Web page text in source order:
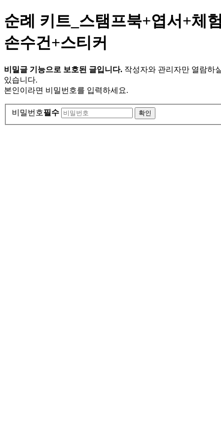
순례 키트_스탬프북+엽서+체
손수건+스티커
비밀글 기능으로 보호된 글입니다. 작성자와 관리자만 열람하
있습니다.
본인이라면 비밀번호를 입력하세요.
비밀번호필수